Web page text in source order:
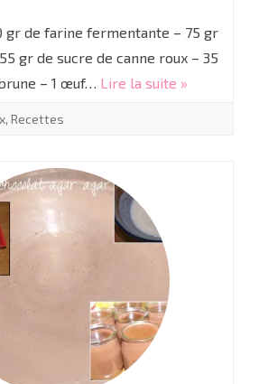
secs
Muesli
gr de farine fermentante – 75 gr
gr de sucre de canne roux – 35
– 1 œuf… Lire la suite »
, Recettes